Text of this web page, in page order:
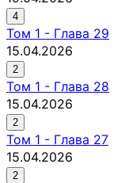
4
Том 1 - Глава 29
15.04.2026
2
Том 1 - Глава 28
15.04.2026
2
Том 1 - Глава 27
15.04.2026
2